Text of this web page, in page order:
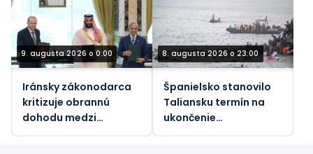
9. augusta 2026 o 0:00
Iránsky zákonodarca
kritizuje obrannú
dohodu medzi
8. augusta 2026 o 23:00
Španielsko stanovilo
Taliansku termín na
ukončenie